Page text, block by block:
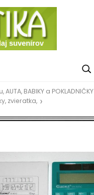
BABIKY a POKLADNIČKY
zvieratka,